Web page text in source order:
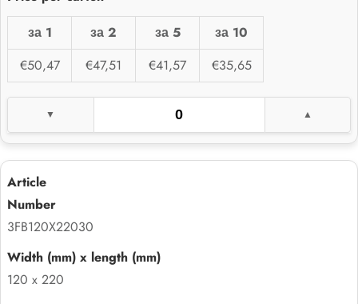
за 1 за 2 за 5
за 10
€50,47
€47,51 €41,57 €35,65
3FB120X22030
120 x 220